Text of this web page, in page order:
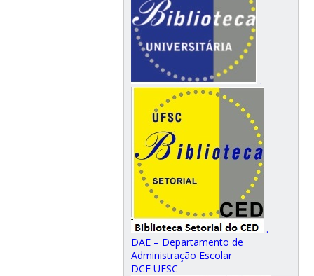
.
.
DAE – Departamento de
Administração Escolar
DCE UFSC